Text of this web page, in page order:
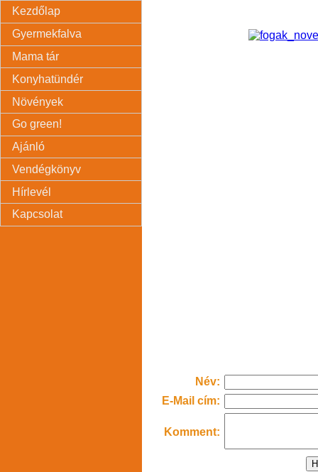
Kezdőlap
Gyermekfalva
Mama tár
Konyhatündér
Növények
Go green!
Ajánló
Vendégkönyv
Hírlevél
Kapcsolat
Név:
E-Mail cím:
Komment: